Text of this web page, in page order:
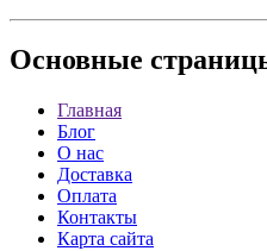
Основные
Главная
Блог
О нас
Доставка
Оплата
Контакты
Карта сайта